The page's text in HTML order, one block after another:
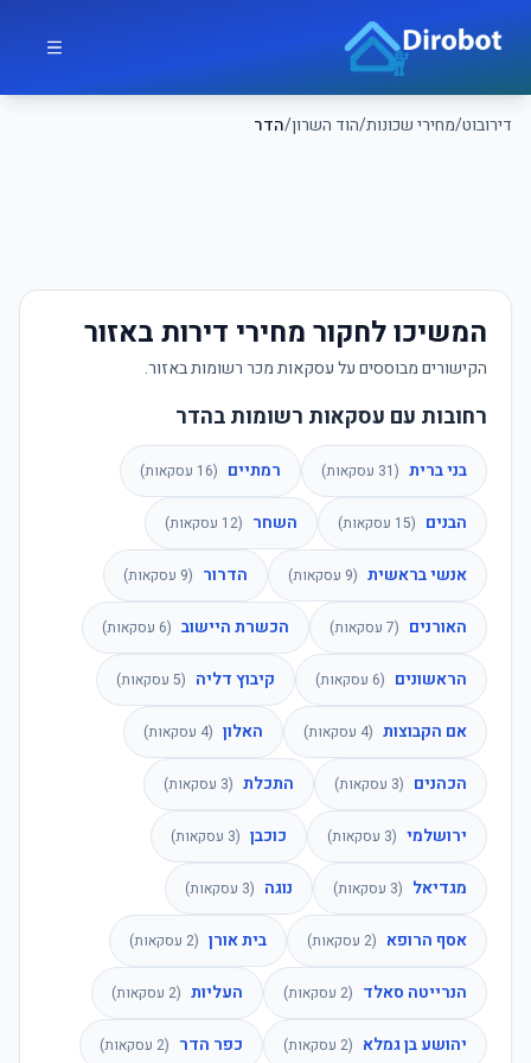
דירובוט/מחירי שכונות/הוד השרון/הדר
דירובוט
המשיכו לחקור מחירי דירות באזור
הקישורים מבוססים על עסקאות מכר רשומות באזור.
רחובות עם עסקאות רשומות בהדר
בני ברית (
31 עסקאות) רמתיים (
16 עסקאות)
הבנים (
15 עסקאות) השחר (
12 עסקאות)
אנשי בראשית (
9 עסקאות) הדרור (
9 עסקאות)
האורנים (
7 עסקאות) הכשרת היישוב (
6 עסקאות)
הראשונים (
6 עסקאות) קיבוץ דליה (
5 עסקאות)
אם הקבוצות (
4 עסקאות) האלון (
4 עסקאות)
הכהנים (
3 עסקאות) התכלת (
3 עסקאות)
ירושלמי (
3 עסקאות) כוכבן (
3 עסקאות)
מגדיאל (
3 עסקאות) נוגה (
3 עסקאות)
אסף הרופא (
2 עסקאות) בית אורן (
2 עסקאות)
הנרייטה סאלד (
2 עסקאות) העליות (
2 עסקאות)
יהושע בן גמלא (
2 עסקאות) כפר הדר (
2 עסקאות)